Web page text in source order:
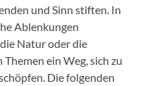
und Sinn stiften. In
Ablenkungen
Natur oder die
ein Weg, sich zu
Die folgenden